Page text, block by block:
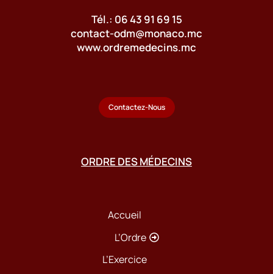
Tél.: 06 43 91 69 15
contact-odm@monaco.mc
www.ordremedecins.mc
Contactez-Nous
ORDRE DES MÉDECINS
Accueil
L’Ordre
L’Exercice